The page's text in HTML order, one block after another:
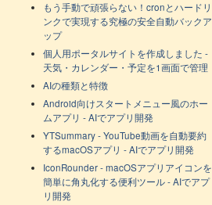
もう手動で頑張らない！cronとハードリ
ンクで実現する究極の安全自動バックア
ップ
個人用ポータルサイトを作成しました -
天気・カレンダー・予定を1画面で管理
AIの種類と特徴
Android向けスタートメニュー風のホー
ムアプリ - AIでアプリ開発
YTSummary - YouTube動画を自動要約
するmacOSアプリ - AIでアプリ開発
IconRounder - macOSアプリアイコンを
簡単に角丸化する便利ツール - AIでアプ
リ開発